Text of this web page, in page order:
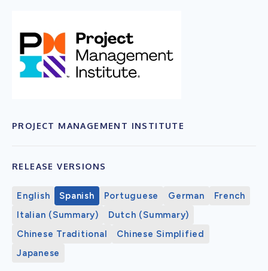
PROJECT MANAGEMENT INSTITUTE
RELEASE VERSIONS
English Spanish Portuguese German
French
Italian (Summary)
Dutch (Summary)
Chinese Traditional
Chinese Simplified
Japanese